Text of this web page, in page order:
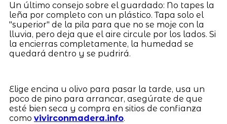
Un último consejo sobre el guardado: No tapes la
leña por completo con un plástico. Tapa solo el
"superior" de la pila para que no se moje con la
lluvia, pero deja que el aire circule por los lados. Si
la encierras completamente, la humedad se
quedará dentro y se pudrirá.
Elige encina u olivo para pasar la tarde, usa un
poco de pino para arrancar, asegúrate de que
esté bien seca y compra en sitios de confianza
como vivirconmadera.info.